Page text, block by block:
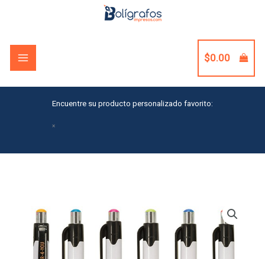
content
$0.00
Encuentre su producto personalizado favorito:
×